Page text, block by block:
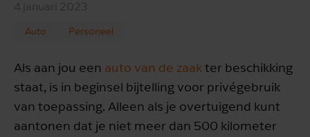
4 januari 2023
Auto Personeel
Als aan jou een auto van de zaak ter beschikking
staat, is in beginsel bijtelling voor privégebruik
van toepassing. Alleen als je overtuigend kunt
aantonen dat je niet meer dan 500 kilometer